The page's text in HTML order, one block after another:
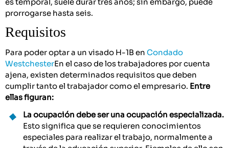
prorrogarse hasta seis.
Requisitos
Para poder optar a un visado H-1B en Condado
WestchesterEn el caso de los trabajadores por cuenta
ajena, existen determinados requisitos que deben
cumplir tanto el trabajador como el empresario. Entre
ellas figuran:
La ocupación debe ser una ocupación especializada.
Esto significa que se requieren conocimientos
especiales para realizar el trabajo, normalmente a